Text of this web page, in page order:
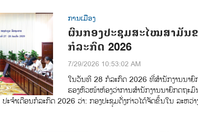
ການເມືອງ
ຜົນກອງປະຊຸມສະໄໝສາມັນ
ກໍລະກົດ 2026
7/29/2026 10:53:02 AM
ໃນວັນທີ 28 ກໍລະກົດ 2026 ທີ່ສໍານັກງານນາ
ຮອງຫົວໜ້າຫ້ອງວ່າການສໍານັກງານນາຍົກດຖະ
ະຈຳເດືອນກໍລະກົດ 2026 ວ່າ: ກອງປະຊຸມດັ່ງກ່າວໄດ້ຈັດຂຶ້ນໃນ ລະຫ